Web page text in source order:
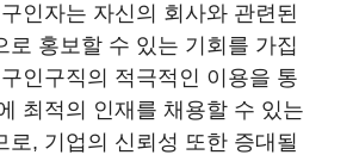
인자는 자신의 회사와 관련된
로 홍보할 수 있는 기회를 가집
인구직의 적극적인 이용을 통
최적의 인재를 채용할 수 있는
로, 기업의 신뢰성 또한 증대될